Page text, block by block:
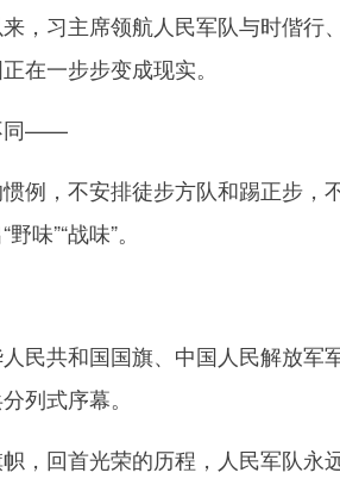
习主席领航人民军队与时偕行
在一步步变成现实。
同——
，不安排徒步方队和踢正步，
味”“战味”。
共和国国旗、中国人民解放军
列式序幕。
回首光荣的历程，人民军队永